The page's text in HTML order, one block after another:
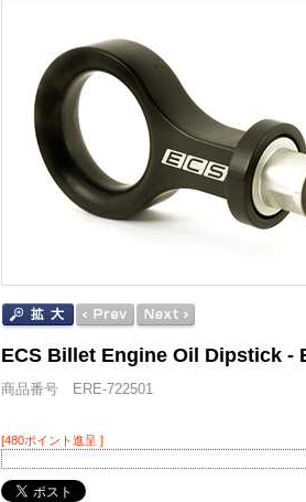
ECS Billet Engine Oil Dipstick -
商品番号 ERE-722501
[480ポイント進呈 ]